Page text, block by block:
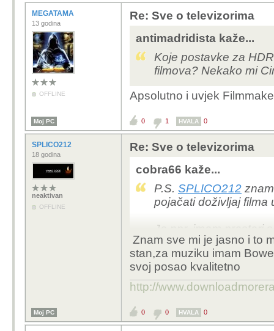
MEGATAMA
13 godina
OFFLINE
Re: Sve o televizorima
antimadridista kaže...
Koje postavke za
filmova? Nekako mi
Apsolutno i uvjek
Moj PC 0 1 HVALA 0
SPLICO212
18 godina
neaktivan
OFFLINE
Re: Sve o televizorima
cobra66 kaže...
P.S. SPLICO212
pojačati doživljaj filma
Ja npr. imam prastari
FSW100) i razlika je
daje neka novija/bolja
Znam sve mi je jasno i to
stan,za muziku imam
svoj posao kvalitetno
http://
Moj PC 0 0 HVALA 0